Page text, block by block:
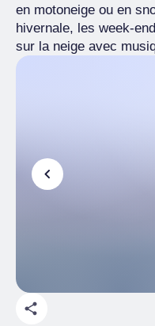
en motoneige ou en
hivernale, les week-
sur la neige avec